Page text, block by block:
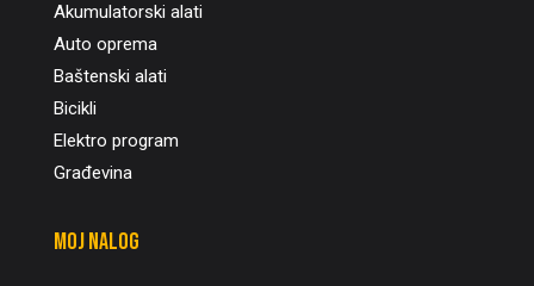
Akumulatorski alati
Auto oprema
Baštenski alati
Bicikli
Elektro program
Građevina
Moj nalog